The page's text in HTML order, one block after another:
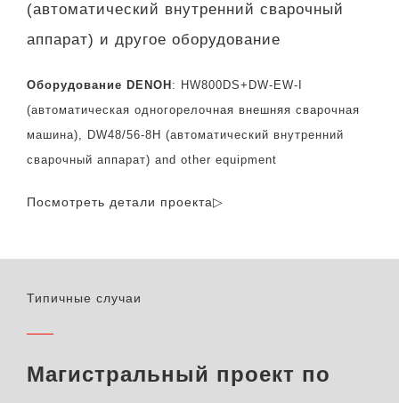
(автоматический внутренний сварочный
аппарат) и другое оборудование
Оборудование DENOH : HW800DS+DW-EW-I
(автоматическая одногорелочная внешняя сварочная
машина), DW48/56-8H (автоматический внутренний
сварочный аппарат) and other equipment
Посмотреть детали проекта▷
Типичные случаи
Магистральный проект по